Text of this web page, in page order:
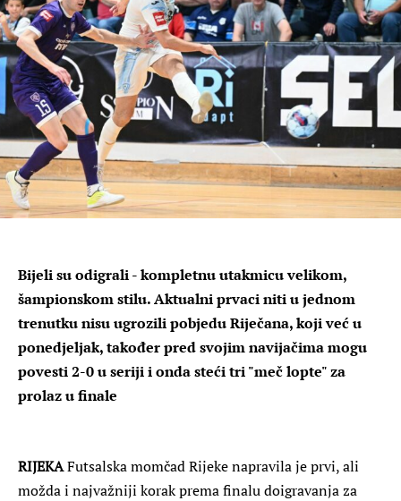
Bijeli su odigrali - kompletnu utakmicu velikom,
šampionskom stilu. Aktualni prvaci niti u jednom
trenutku nisu ugrozili pobjedu Riječana, koji već u
ponedjeljak, također pred svojim navijačima mogu
povesti 2-0 u seriji i onda steći tri "meč lopte" za
prolaz u finale
RIJEKAFutsalska momčad Rijeke napravila je prvi, ali
možda i najvažniji korak prema finalu doigravanja za